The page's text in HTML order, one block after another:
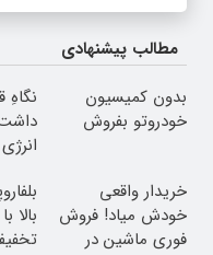
مطالب پیشنهادی
بدون کمیسیون
خودروتو بفروش
خریدار واقعی
خودش میاد! فروش
فوری ماشین در